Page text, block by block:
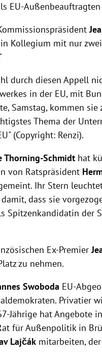
EU-
Kollegium mit nur
durch diesen Appell
in der EU, mit
Samstag, kommen sie
Thema der
" (Copyright: Renzi).
Thorning-Schmidt hat
von Ratspräsident
Ihr Stern
dass sie
Spitzenkandidatin der
Ex-Premier
zu nehmen.
Swoboda EU-
Privatier
Jährige hat Angebote
für Außenpolitik in
Lajčák mitarbeiten,